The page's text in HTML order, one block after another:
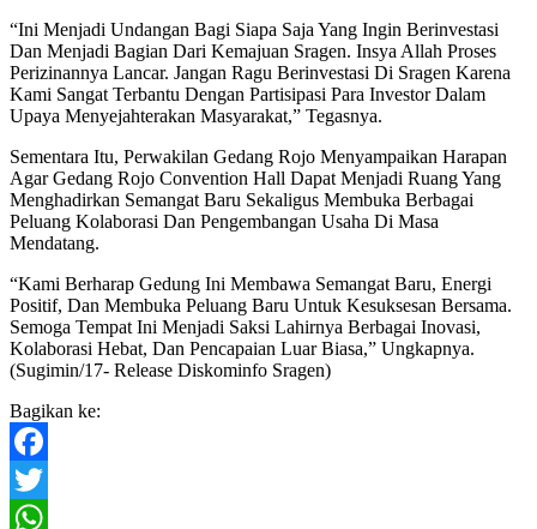
“Ini Menjadi Undangan Bagi Siapa Saja Yang Ingin Berinvestasi
Dan Menjadi Bagian Dari Kemajuan Sragen. Insya Allah Proses
Perizinannya Lancar. Jangan Ragu Berinvestasi Di Sragen Karena
Kami Sangat Terbantu Dengan Partisipasi Para Investor Dalam
Upaya Menyejahterakan Masyarakat,” Tegasnya.
Sementara Itu, Perwakilan Gedang Rojo Menyampaikan Harapan
Agar Gedang Rojo Convention Hall Dapat Menjadi Ruang Yang
Menghadirkan Semangat Baru Sekaligus Membuka Berbagai
Peluang Kolaborasi Dan Pengembangan Usaha Di Masa
Mendatang.
“Kami Berharap Gedung Ini Membawa Semangat Baru, Energi
Positif, Dan Membuka Peluang Baru Untuk Kesuksesan Bersama.
Semoga Tempat Ini Menjadi Saksi Lahirnya Berbagai Inovasi,
Kolaborasi Hebat, Dan Pencapaian Luar Biasa,” Ungkapnya.
(Sugimin/17- Release Diskominfo Sragen)
Bagikan ke:
Facebook
Twitter